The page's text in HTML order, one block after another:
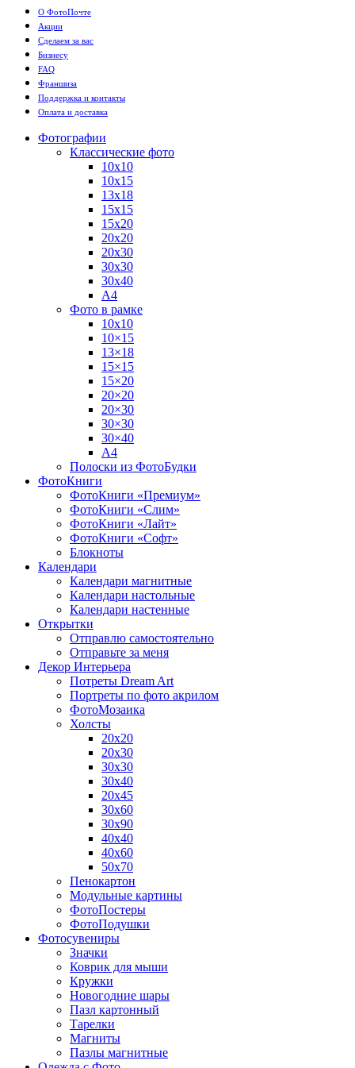
О ФотоПочте
Акции
Сделаем за вас
Бизнесу
FAQ
Франшиза
Поддержка и контакты
Оплата и доставка
Фотографии
Классические фото
10х10
10х15
13х18
15х15
15х20
20х20
20х30
30х30
30х40
А4
Фото в рамке
10х10
10×15
13×18
15×15
15×20
20×20
20×30
30×30
30×40
A4
Полоски из ФотоБудки
ФотоКниги
ФотоКниги «Премиум»
ФотоКниги «Слим»
ФотоКниги «Лайт»
ФотоКниги «Софт»
Блокноты
Календари
Календари магнитные
Календари настольные
Календари настенные
Открытки
Отправлю самостоятельно
Отправьте за меня
Декор Интерьера
Потреты Dream Art
Портреты по фото акрилом
ФотоМозаика
Холсты
20х20
20х30
30х30
30х40
20х45
30х60
30х90
40х40
40х60
50х70
Пенокартон
Модульные картины
ФотоПостеры
ФотоПодушки
Фотоcувениры
Значки
Коврик для мыши
Кружки
Новогодние шары
Пазл картонный
Тарелки
Магниты
Пазлы магнитные